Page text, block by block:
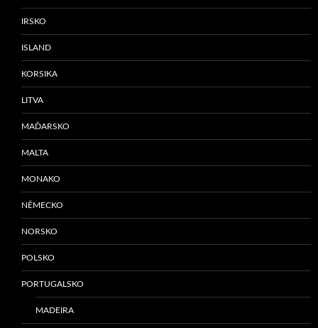
IRSKO
ISLAND
KORSIKA
LITVA
MAĎARSKO
MALTA
MONAKO
NĚMECKO
NORSKO
POLSKO
PORTUGALSKO
MADEIRA